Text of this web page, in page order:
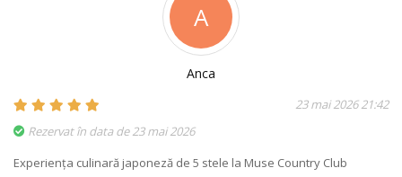
A
Anca
23 mai 2026 21:42
Rezervat în data de 23 mai 2026
Experiența culinară japoneză de 5 stele la Muse Country Club